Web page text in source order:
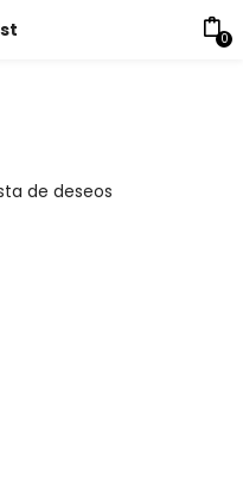
0
de deseos